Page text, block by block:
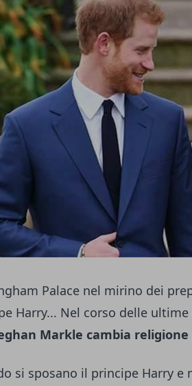
Palace nel mirino dei
Harry... Nel corso delle
Markle cambia religione
si sposano il principe Harry e